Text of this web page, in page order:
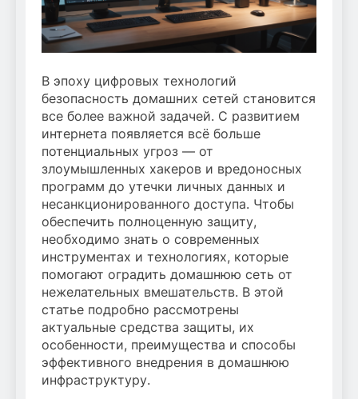
В эпоху цифровых технологий
безопасность домашних сетей становится
все более важной задачей. С развитием
интернета появляется всё больше
потенциальных угроз — от
злоумышленных хакеров и вредоносных
программ до утечки личных данных и
несанкционированного доступа. Чтобы
обеспечить полноценную защиту,
необходимо знать о современных
инструментах и технологиях, которые
помогают оградить домашнюю сеть от
нежелательных вмешательств. В этой
статье подробно рассмотрены
актуальные средства защиты, их
особенности, преимущества и способы
эффективного внедрения в домашнюю
инфраструктуру.